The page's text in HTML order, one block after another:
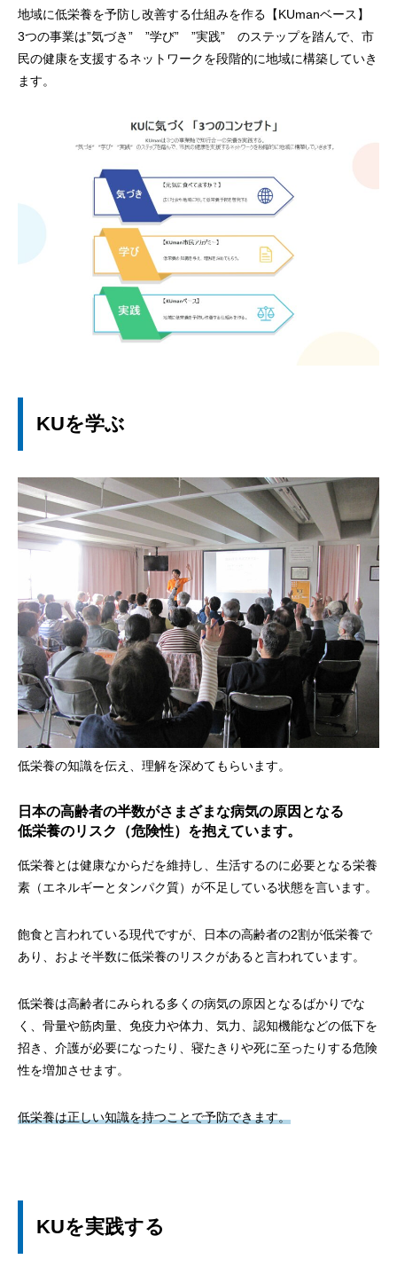
地域に低栄養を予防し改善する仕組みを作る【KUmanベース】
3つの事業は”気づき” ”学び” ”実践” のステップを踏んで、市
民の健康を支援するネットワークを段階的に地域に構築していき
ます。
KUを学ぶ
低栄養の知識を伝え、理解を深めてもらいます。
日本の高齢者の半数がさまざまな病気の原因となる
低栄養のリスク（危険性）を抱えています。
低栄養とは健康なからだを維持し、生活するのに必要となる栄養
素（エネルギーとタンパク質）が不足している状態を言います。
飽食と言われている現代ですが、日本の高齢者の2割が低栄養で
あり、およそ半数に低栄養のリスクがあると言われています。
低栄養は高齢者にみられる多くの病気の原因となるばかりでな
く、骨量や筋肉量、免疫力や体力、気力、認知機能などの低下を
招き、介護が必要になったり、寝たきりや死に至ったりする危険
性を増加させます。
低栄養は正しい知識を持つことで予防できます。
KUを実践する